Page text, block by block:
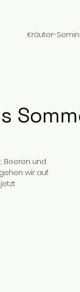
Kräuter-
Beeren und
wir auf